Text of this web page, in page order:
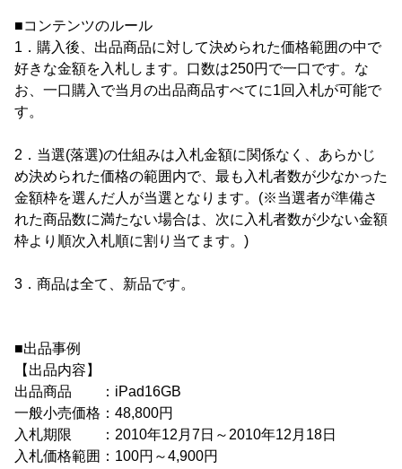
■コンテンツのルール
1．購入後、出品商品に対して決められた価格範囲の中で
好きな金額を入札します。口数は250円で一口です。な
お、一口購入で当月の出品商品すべてに1回入札が可能で
す。
2．当選(落選)の仕組みは入札金額に関係なく、あらかじ
め決められた価格の範囲内で、最も入札者数が少なかった
金額枠を選んだ人が当選となります。(※当選者が準備さ
れた商品数に満たない場合は、次に入札者数が少ない金額
枠より順次入札順に割り当てます。)
3．商品は全て、新品です。
■出品事例
【出品内容】
出品商品 ：iPad16GB
一般小売価格：48,800円
入札期限 ：2010年12月7日～2010年12月18日
入札価格範囲：100円～4,900円